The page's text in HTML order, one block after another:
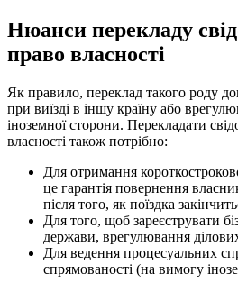
Нюанси перекладу
право власності
Як правило, переклад такого роду
при виїзді в іншу країну або
іноземної сторони. Перекладати
власності також потрібно:
Для отримання
це гарантія повернення
після того, як поїздка
Для того, щоб зареєструвати
держави, врегулювання
Для ведення процесуальних
спрямованості (на вимогу